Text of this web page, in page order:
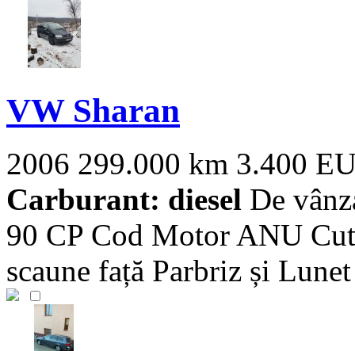
VW Sharan
2006 299.000 km 3.400
Carburant: diesel De
90 CP Cod Motor ANU
scaune față Parbriz și